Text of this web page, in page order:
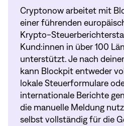
Cryptonow arbeitet mit
einer führenden
Krypto-
Kund:innen in über 100
unterstützt. Je nach
kann Blockpit entweder
lokale Steuerformulare
internationale Berichte
die manuelle Meldung
selbst vollständig für die